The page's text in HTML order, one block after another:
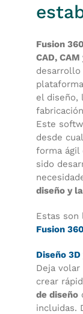
Fusion 360
CAD, CAM
el diseño,
Este
desde
forma ágil
sido
diseño y
Estas son
Fusion 360
Diseño
Deja
crear
de diseño
incluidas.